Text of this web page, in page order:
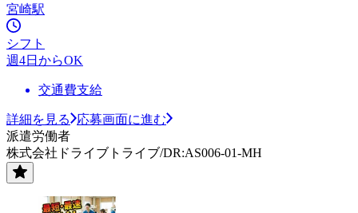
宮崎駅
シフト
週4日からOK
交通費支給
詳細を見る
応募画面に進む
派遣労働者
株式会社ドライブトライブ/DR:AS006-01-MH